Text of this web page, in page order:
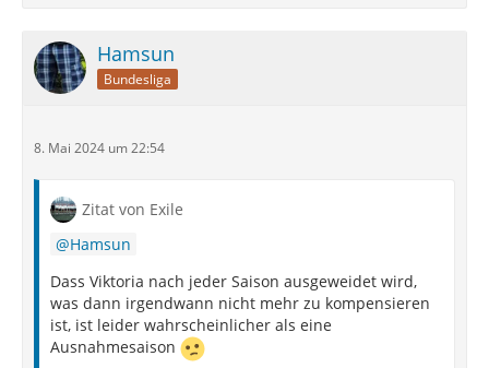
Hamsun
Bundesliga
8. Mai 2024 um 22:54
Zitat von Exile
Hamsun
Dass Viktoria nach jeder Saison ausgeweidet wird,
was dann irgendwann nicht mehr zu kompensieren
ist, ist leider wahrscheinlicher als eine
Ausnahmesaison